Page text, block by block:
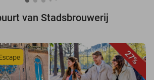
van Stadsbrouwerij
27%